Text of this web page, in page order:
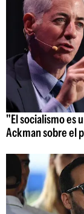
"El socialismo es
Ackman sobre el